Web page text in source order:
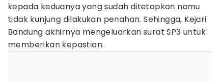
kepada keduanya yang sudah ditetapkan namu
tidak kunjung dilakukan penahan. Sehingga, Kejari
Bandung akhirnya mengeluarkan surat SP3 untuk
memberikan kepastian.